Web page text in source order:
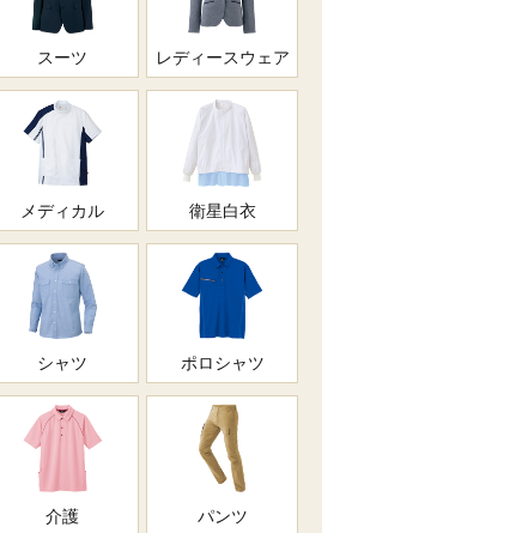
スーツ レディースウェア
メディカル 衛星白衣
シャツ ポロシャツ
介護 パンツ